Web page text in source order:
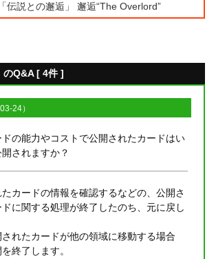
「伝説との邂逅」 邂逅“The Overlord”
のQ&A [ 4件 ]
24）
ドの能力やコストで公開されたカードはい
されますか？
カードの情報を確認するなどの、公開さ
に関する処理が終了したのち、元に戻し
されたカードが他の領域に移動する場合
終了します。